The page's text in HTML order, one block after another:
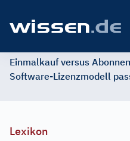
Einmalkauf versus
Software-Lizenzmodell
Lexikon